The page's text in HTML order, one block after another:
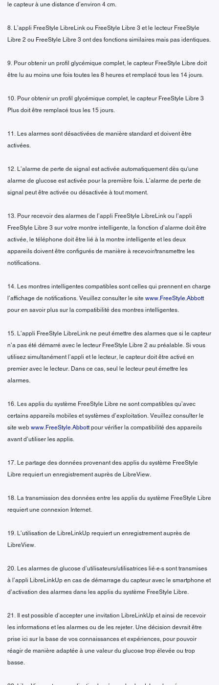
le capteur à une distance d’environ 4 cm.
8. L’appli FreeStyle LibreLink ou FreeStyle Libre 3 et le lecteur FreeStyle
Libre 2 ou FreeStyle Libre 3 ont des fonctions similaires mais pas identiques.
9. Pour obtenir un profil glycémique complet, le capteur FreeStyle Libre doit
être lu au moins une fois toutes les 8 heures et remplacé tous les 14 jours.
10. Pour obtenir un profil glycémique complet, le capteur FreeStyle Libre 3
Plus doit être remplacé tous les 15 jours.
11. Les alarmes sont désactivées de manière standard et doivent être
activées.
12. L’alarme de perte de signal est activée automatiquement dès qu'une
alarme de glucose est activée pour la première fois. L’alarme de perte de
signal peut être activée ou désactivée à tout moment.
13. Pour recevoir des alarmes de l’appli FreeStyle LibreLink ou l’appli
FreeStyle Libre 3 sur votre montre intelligente, la fonction d’alarme doit être
activée, le téléphone doit être lié à la montre intelligente et les deux
appareils doivent être configurés de manière à recevoir/transmettre les
notifications.
14. Les montres intelligentes compatibles sont celles qui prennent en charge
l’affichage de notifications. Veuillez consulter le site www.FreeStyle.Abbott
pour en savoir plus sur la compatibilité des montres intelligentes.
15. L’appli FreeStyle LibreLink ne peut émettre des alarmes que si le capteur
n’a pas été démarré avec le lecteur FreeStyle Libre 2 au préalable. Si vous
utilisez simultanément l’appli et le lecteur, le capteur doit être activé en
premier avec le lecteur. Dans ce cas, seul le lecteur peut émettre les
alarmes.
16. Les applis du système FreeStyle Libre ne sont compatibles qu’avec
certains appareils mobiles et systèmes d’exploitation. Veuillez consulter le
site web www.FreeStyle.Abbott pour vérifier la compatibilité des appareils
avant d’utiliser les applis.
17. Le partage des données provenant des applis du système FreeStyle
Libre requiert un enregistrement auprès de LibreView.
18. La transmission des données entre les applis du système FreeStyle Libre
requiert une connexion Internet.
19. L’utilisation de LibreLinkUp requiert un enregistrement auprès de
LibreView.
20. Les alarmes de glucose d’utilisateurs/utilisatrices lié·e·s sont transmises
à l’appli LibreLinkUp en cas de démarrage du capteur avec le smartphone et
d’activation des alarmes dans les applis du système FreeStyle Libre.
21. Il est possible d’accepter une invitation LibreLinkUp et ainsi de recevoir
les informations et les alarmes ou de les rejeter. Une décision devrait être
prise ici sur la base de vos connaissances et expériences, pour pouvoir
réagir de manière adaptée à une valeur du glucose trop élevée ou trop
basse.